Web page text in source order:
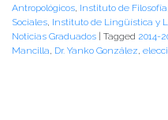
Antropológicos, Instituto de Filosofía
Sociales, Instituto de Lingüística y
Noticias Graduados | Tagged 2014-
Mancilla, Dr. Yanko González,